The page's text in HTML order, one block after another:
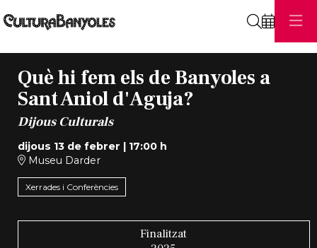
Què hi fem els de Banyoles a
Sant Aniol d'Aguja?
Dijous Culturals
dijous 13 de febrer | 17:00 h
Museu Darder
Xerrades i Conferències
Finalitzat